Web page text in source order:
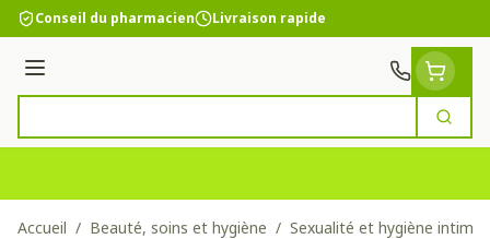
Aller au contenu
Conseil du pharmacien Livraison rapide
Menu
Accueil / Beauté, soins et hygiène / Sexualité et hygiène intime